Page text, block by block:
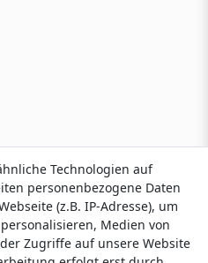
Technologien auf
personenbezogene Daten
(z.B. IP-Adresse), um
Medien von
Zugriffe auf unsere Website
Technologien auf
personenbezogene Daten
(z.B. IP-Adresse), um
Medien von
Zugriffe auf unsere Website